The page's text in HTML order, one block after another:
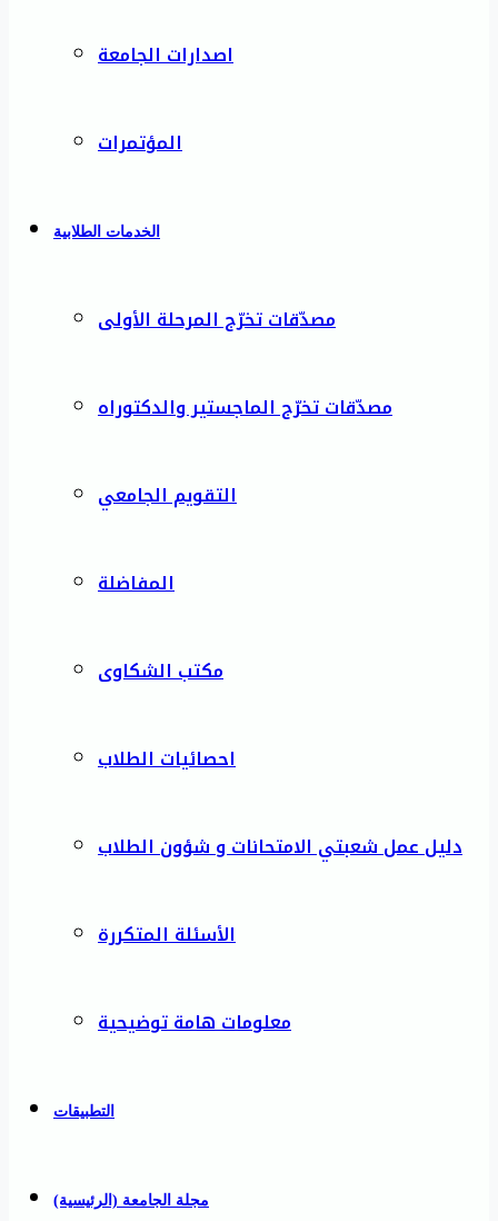
اصدارات الجامعة
المؤتمرات
الخدمات الطلابية
مصدّقات تخرّج المرحلة الأولى
مصدّقات تخرّج الماجستير والدكتوراه
التقويم الجامعي
المفاضلة
مكتب الشكاوى
احصائيات الطلاب
دليل عمل شعبتي الامتحانات و شؤون الطلاب
الأسئلة المتكررة
معلومات هامة توضيحية
التطبيقات
مجلة الجامعة (الرئيسية)